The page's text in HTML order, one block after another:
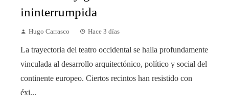
ininterrumpida
Hugo Carrasco Hace 3 días
La trayectoria del teatro occidental se halla profundamente
vinculada al desarrollo arquitectónico, político y social del
continente europeo. Ciertos recintos han resistido con
éxi...